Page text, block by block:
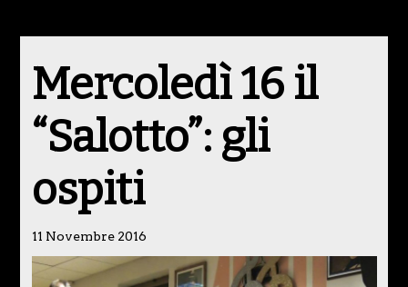
Mercoledì 16 il
“Salotto”: gli
ospiti
11 Novembre 2016